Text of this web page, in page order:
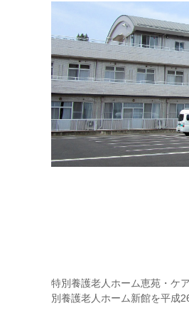
特別養護老人ホーム恵苑・ケ
別養護老人ホーム新館を平成